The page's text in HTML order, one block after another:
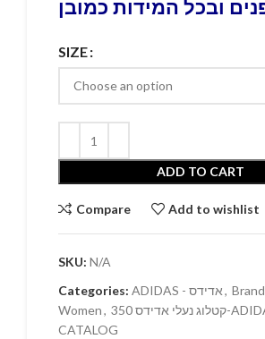
ובכל המידות כמובן
SIZE
ADD TO CART
Compare Add to wishlist
SKU: N/A
Categories:
ADIDAS - אדידס, Brand
Women, קטלוג נעלי אדידס 350-ADIDAS 350
CATALOG